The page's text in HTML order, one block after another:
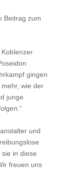
Beitrag zum
gingen
wie der
junge
und
in diese
freuen uns